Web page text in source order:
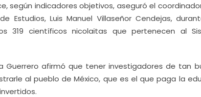
según indicadores objetivos, aseguró el
Estudios, Luis Manuel Villaseñor Cendejas,
319 científicos nicolaitas que pertenecen al
Guerrero afirmó que tener investigadores de tan
al pueblo de México, que es el que paga la